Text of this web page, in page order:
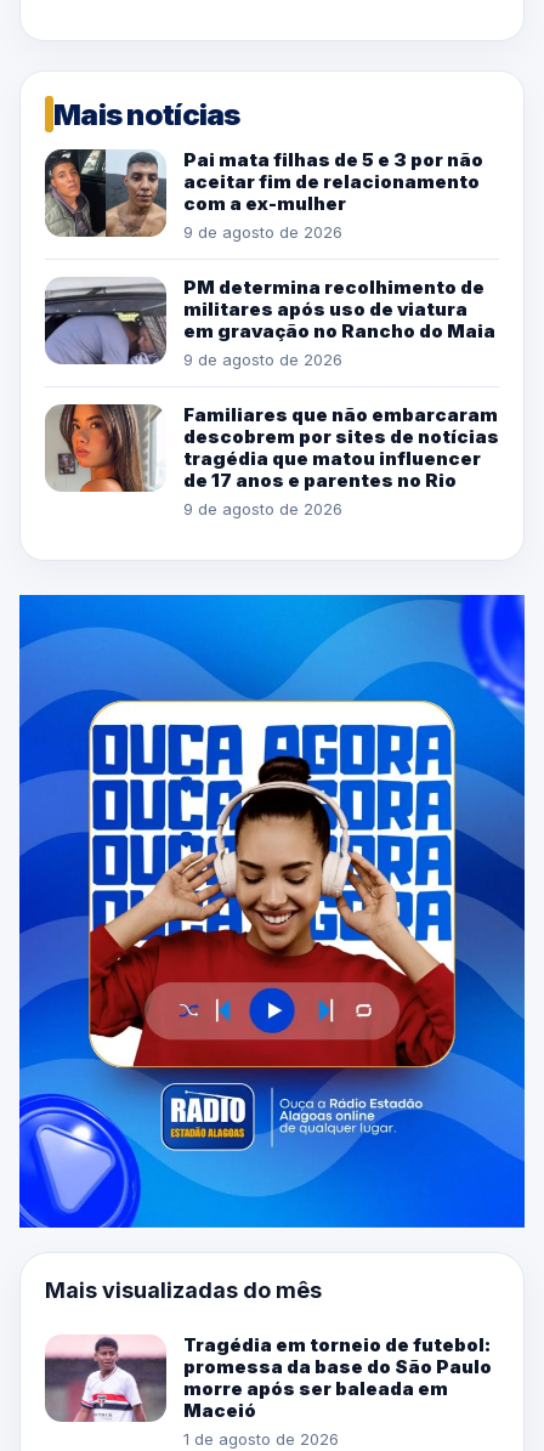
Mais notícias
Pai mata filhas de 5 e 3 por não
aceitar fim de relacionamento
com a ex-mulher
9 de agosto de 2026
PM determina recolhimento de
militares após uso de viatura
em gravação no Rancho do Maia
9 de agosto de 2026
Familiares que não embarcaram
descobrem por sites de notícias
tragédia que matou influencer
de 17 anos e parentes no Rio
9 de agosto de 2026
Mais visualizadas do mês
Tragédia em torneio de futebol:
promessa da base do São Paulo
morre após ser baleada em
Maceió
1 de agosto de 2026